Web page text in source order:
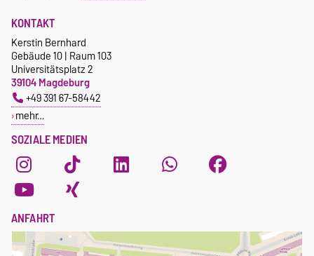
SOZIALE MEDIEN
KONTAKT
Kerstin Bernhard
Gebäude 10 | Raum 103
Universitätsplatz 2
39104 Magdeburg
+49 391 67-58442
mehr…
ANFAHRT